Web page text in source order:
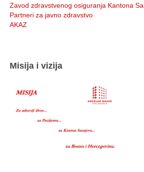
Zavod zdravstvenog osiguranja Kantona
Partneri za javno zdravstvo
AKAZ
Misija i vizija